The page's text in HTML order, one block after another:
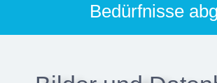
Bedürfnisse